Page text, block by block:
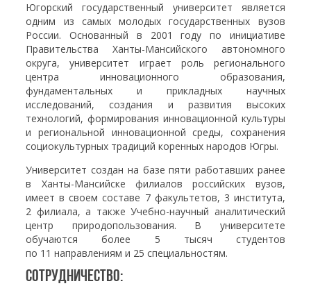
Югорский государственный университет является
одним из самых молодых государственных вузов
России. Основанный в 2001 году по инициативе
Правительства Ханты-Мансийского автономного
округа, университет играет роль регионального
центра инновационного образования,
фундаментальных и прикладных научных
исследований, создания и развития высоких
технологий, формирования инновационной культуры
и региональной инновационной среды, сохранения
социокультурных традиций коренных народов Югры.
Университет создан на базе пяти работавших ранее
в Ханты-Мансийске филиалов российских вузов,
имеет в своем составе 7 факультетов, 3 института,
2 филиала, а также Учебно-научный аналитический
центр природопользования. В университете
обучаются более 5 тысяч студентов
по 11 направлениям и 25 специальностям.
Сотрудничество: